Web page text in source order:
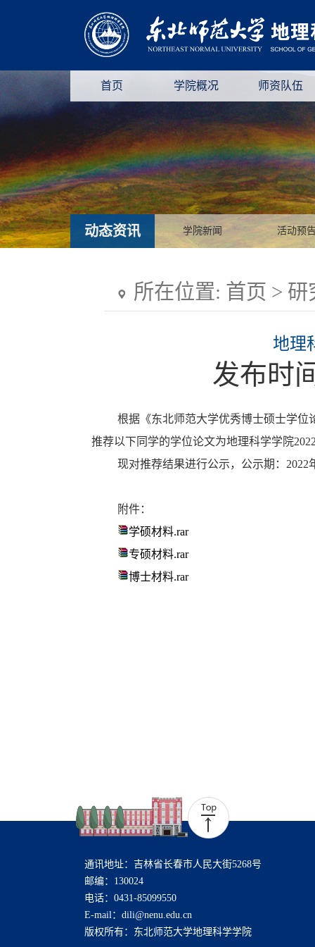
首页 学院概况 师资队伍
动态资讯 学院新闻 活动预
所在位置: 首页 > 研
地理
发布时
根据《东北师范大学优秀博士硕士学位
推荐以下同学的学位论文为地理科学学院
现对推荐结果进行公示，公示期： 2022
附件：
学硕材料.rar
专硕材料.rar
博士材料.rar
通讯地址：吉林省长春市人民大街5268号
邮编：130024
电话：0431-85099550
E-mail：dili@nenu.edu.cn
版权所有：东北师范大学地理科学学院